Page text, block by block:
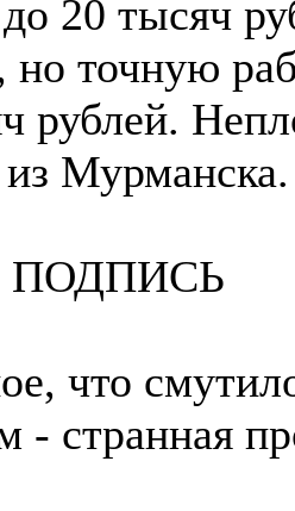
20 тысяч
точную
рублей.
Мурманска.
ПОДПИСЬ
что
- странная